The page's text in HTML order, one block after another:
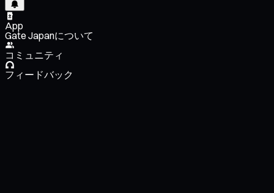
App
Gate Japanについて
コミュニティ
フィードバック